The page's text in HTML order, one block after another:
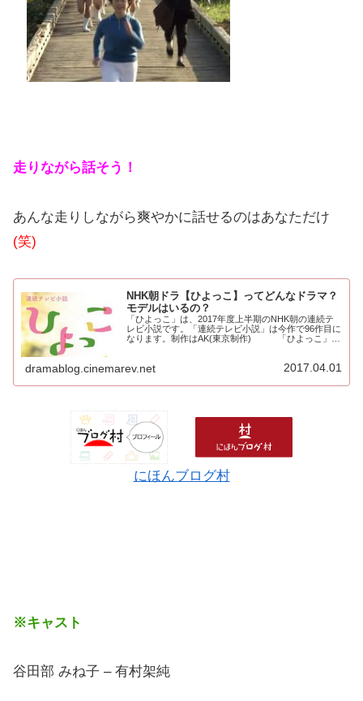
走りながら話そう！
あんな走りしながら爽やかに話せるのはあなただけ
(笑)
NHK朝ドラ【ひよっこ】ってどんなドラマ？
モデルはいるの？
「ひよっこ」は、2017年度上半期のNHK朝の連続テ
レビ小説です。「連続テレビ小説」は今作で96作目に
なります。制作はAK(東京制作) 「ひよっこ」
dramablog.cinemarev.net 2017.04.01
にほんブログ村
※キャスト
谷田部 みね子 – 有村架純